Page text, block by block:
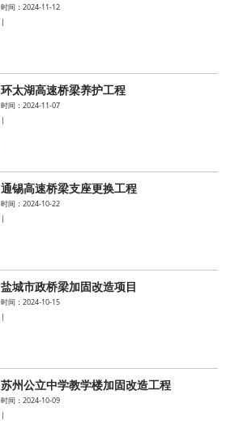
时间：2024-11-12
|
环太湖高速桥梁养护工程
时间：2024-11-07
|
通锡高速桥梁支座更换工程
时间：2024-10-22
|
盐城市政桥梁加固改造项目
时间：2024-10-15
|
苏州公立中学教学楼加固改造工程
时间：2024-10-09
|